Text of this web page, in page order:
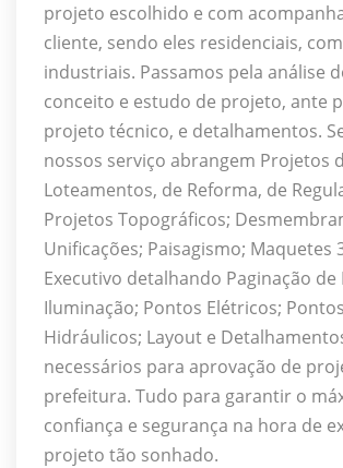
projeto escolhido e com
cliente, sendo eles residenciais,
industriais. Passamos pela análise
conceito e estudo de projeto, ante
projeto técnico, e detalhamentos.
nossos serviço abrangem Projetos
Loteamentos, de Reforma, de
Projetos Topográficos;
Unificações; Paisagismo; Maquetes
Executivo detalhando Paginação de
Iluminação; Pontos Elétricos; Pontos
Hidráulicos; Layout e
necessários para aprovação de
prefeitura. Tudo para garantir o
confiança e segurança na hora de
projeto tão sonhado.